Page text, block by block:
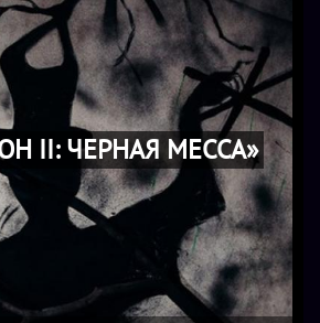
II: ЧЕРНАЯ МЕССА»